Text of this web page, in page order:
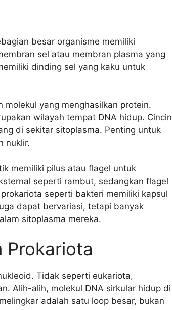
besar organisme memiliki
sel atau membran plasma yang
dinding sel yang kaku untuk
molekul yang menghasilkan protein.
wilayah tempat DNA hidup. Cincin
di sekitar sitoplasma. Penting untuk
nuklir.
memiliki pilus atau flagel untuk
seperti rambut, sedangkan flagel
seperti bakteri memiliki kapsul
dapat bervariasi, tetapi banyak
sitoplasma mereka.
Prokariota
Tidak seperti eukariota,
Alih-alih, molekul DNA sirkular hidup di
adalah satu loop besar, bukan